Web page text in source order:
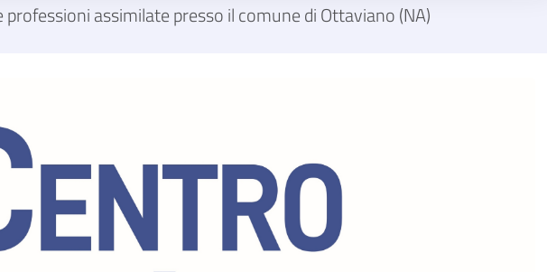
assimilate presso il comune di Ottaviano (NA)